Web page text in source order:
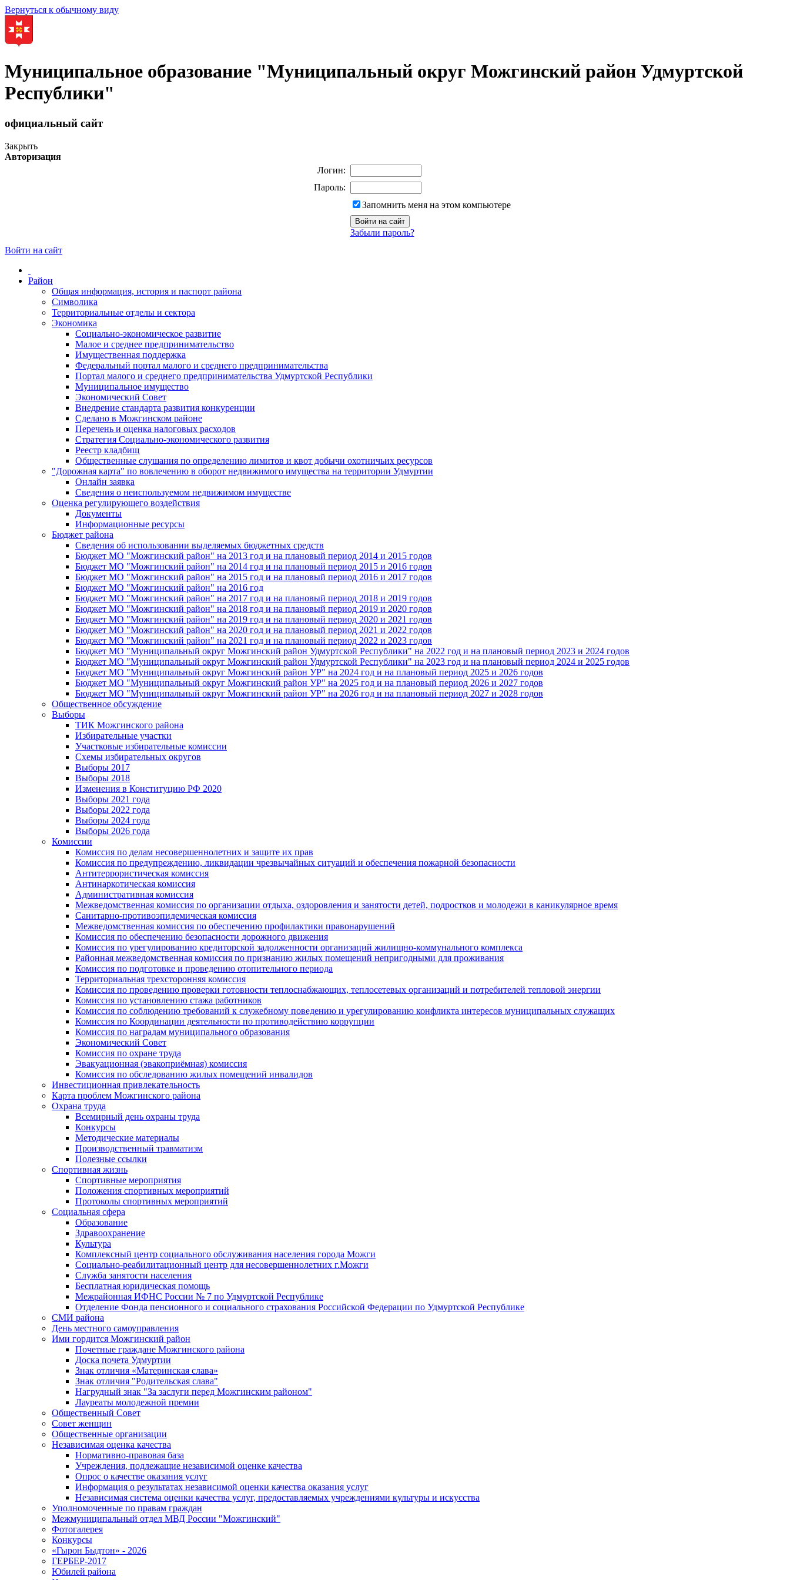
Вернуться к обычному виду
Муниципальное образование "Муниципальный округ Можгинский район Удмуртской
Республики"
официальный сайт
Закрыть
Авторизация
Логин:
Пароль:
Запомнить меня на этом компьютере
Забыли пароль?
Войти на сайт
Район
Общая информация, история и паспорт района
Символика
Территориальные отделы и сектора
Экономика
Социально-экономическое развитие
Малое и среднее предпринимательство
Имущественная поддержка
Федеральный портал малого и среднего предпринимательства
Портал малого и среднего предпринимательства Удмуртской Республики
Муниципальное имущество
Экономический Совет
Внедрение стандарта развития конкуренции
Сделано в Можгинском районе
Перечень и оценка налоговых расходов
Стратегия Социально-экономического развития
Реестр кладбищ
Общественные слушания по определению лимитов и квот добычи охотничьих ресурсов
"Дорожная карта" по вовлечению в оборот недвижимого имущества на территории Удмуртии
Онлайн заявка
Сведения о неиспользуемом недвижимом имуществе
Оценка регулирующего воздействия
Документы
Информационные ресурсы
Бюджет района
Сведения об использовании выделяемых бюджетных средств
Бюджет МО "Можгинский район" на 2013 год и на плановый период 2014 и 2015 годов
Бюджет МО "Можгинский район" на 2014 год и на плановый период 2015 и 2016 годов
Бюджет МО "Можгинский район" на 2015 год и на плановый период 2016 и 2017 годов
Бюджет МО "Можгинский район" на 2016 год
Бюджет МО "Можгинский район" на 2017 год и на плановый период 2018 и 2019 годов
Бюджет МО "Можгинский район" на 2018 год и на плановый период 2019 и 2020 годов
Бюджет МО "Можгинский район" на 2019 год и на плановый период 2020 и 2021 годов
Бюджет МО "Можгинский район" на 2020 год и на плановый период 2021 и 2022 годов
Бюджет МО "Можгинский район" на 2021 год и на плановый период 2022 и 2023 годов
Бюджет МО "Муниципальный округ Можгинский район Удмуртской Республики" на 2022 год и на плановый период 2023 и 2024 годов
Бюджет МО "Муниципальный округ Можгинский район Удмуртской Республики" на 2023 год и на плановый период 2024 и 2025 годов
Бюджет МО "Муниципальный округ Можгинский район УР" на 2024 год и на плановый период 2025 и 2026 годов
Бюджет МО "Муниципальный округ Можгинский район УР" на 2025 год и на плановый период 2026 и 2027 годов
Бюджет МО "Муниципальный округ Можгинский район УР" на 2026 год и на плановый период 2027 и 2028 годов
Общественное обсуждение
Выборы
ТИК Можгинского района
Избирательные участки
Участковые избирательные комиссии
Схемы избирательных округов
Выборы 2017
Выборы 2018
Изменения в Конституцию РФ 2020
Выборы 2021 года
Выборы 2022 года
Выборы 2024 года
Выборы 2026 года
Комиссии
Комиссия по делам несовершеннолетних и защите их прав
Комиссия по предупреждению, ликвидации чрезвычайных ситуаций и обеспечения пожарной безопасности
Антитеррористическая комиссия
Антинаркотическая комиссия
Административная комиссия
Межведомственная комиссия по организации отдыха, оздоровления и занятости детей, подростков и молодежи в каникулярное время
Санитарно-противоэпидемическая комиссия
Межведомственная комиссия по обеспечению профилактики правонарушений
Комиссия по обеспечению безопасности дорожного движения
Комиссия по урегулированию кредиторской задолженности организаций жилищно-коммунального комплекса
Районная межведомственная комиссия по признанию жилых помещений непригодными для проживания
Комиссия по подготовке и проведению отопительного периода
Территориальная трехсторонняя комиссия
Комиссия по проведению проверки готовности теплоснабжающих, теплосетевых организаций и потребителей тепловой энергии
Комиссия по установлению стажа работников
Комиссия по соблюдению требований к служебному поведению и урегулированию конфликта интересов муниципальных служащих
Комиссия по Координации деятельности по противодействию коррупции
Комиссия по наградам муниципального образования
Экономический Совет
Комиссия по охране труда
Эвакуационная (эвакоприёмная) комиссия
Комиссия по обследованию жилых помещений инвалидов
Инвестиционная привлекательность
Карта проблем Можгинского района
Охрана труда
Всемирный день охраны труда
Конкурсы
Методические материалы
Производственный травматизм
Полезные ссылки
Спортивная жизнь
Спортивные мероприятия
Положения спортивных мероприятий
Протоколы спортивных мероприятий
Социальная сфера
Образование
Здравоохранение
Культура
Комплексный центр социального обслуживания населения города Можги
Социально-реабилитационный центр для несовершеннолетних г.Можги
Служба занятости населения
Бесплатная юридическая помощь
Межрайонная ИФНС России № 7 по Удмуртской Республике
Отделение Фонда пенсионного и социального страхования Российской Федерации по Удмуртской Республике
СМИ района
День местного самоуправления
Ими гордится Можгинский район
Почетные граждане Можгинского района
Доска почета Удмуртии
Знак отличия «Материнская слава»
Знак отличия "Родительская слава"
Нагрудный знак "За заслуги перед Можгинским районом"
Лауреаты молодежной премии
Общественный Совет
Совет женщин
Общественные организации
Независимая оценка качества
Нормативно-правовая база
Учреждения, подлежащие независимой оценке качества
Опрос о качестве оказания услуг
Информация о результатах независимой оценки качества оказания услуг
Независимая система оценки качества услуг, предоставляемых учреждениями культуры и искусства
Уполномоченные по правам граждан
Межмуниципальный отдел МВД России "Можгинский"
Фотогалерея
Конкурсы
«Гырон Быдтон» - 2026
ГЕРБЕР-2017
Юбилей района